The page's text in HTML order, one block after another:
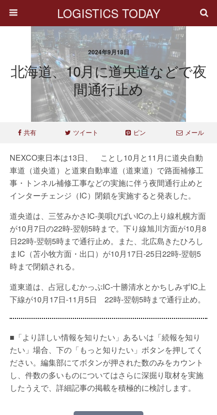
LOGISTICS TODAY
2024年9月18日
北海道、10月に道央道などで夜
間通行止め
共有 ツイート ピン メール
NEXCO東日本は13日、 ことし10月と11月に道央自動
車道（道央道）と道東自動車道（道東道）で路面補修工
事・トンネル補修工事などの実施に伴う夜間通行止めと
インターチェンジ（IC）閉鎖を実施すると発表した。
道央道は、三笠みかさIC-美唄びばいICの上り線札幌方面
が10月7日の22時-翌朝5時まで。下り線旭川方面が10月8
日22時-翌朝5時まで通行止め。また、北広島きたひろし
まIC（苫小牧方面・出口）が10月17日-25日22時-翌朝5
時まで閉鎖される。
道東道は、占冠しむかっぷIC-十勝清水とかちしみずIC上
下線が10月17日-11月5日 22時-翌朝5時まで通行止め。
■「より詳しい情報を知りたい」あるいは「続報を知り
たい」場合、下の「もっと知りたい」ボタンを押してく
ださい。編集部にてボタンが押された数のみをカウント
し、件数の多いものについてはさらに深掘り取材を実施
したうえで、詳細記事の掲載を積極的に検討します。